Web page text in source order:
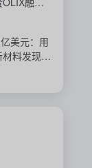
美元：用
料发现与